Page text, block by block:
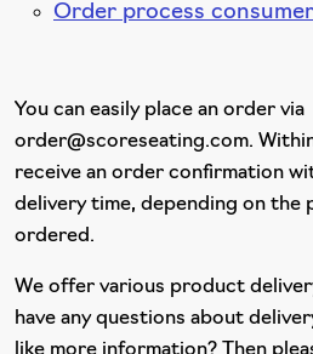
Order process consumer
You can easily place an order via
order@scoreseating.com.
receive an order confirmation
delivery time, depending on the
ordered.
We offer various product
have any questions about